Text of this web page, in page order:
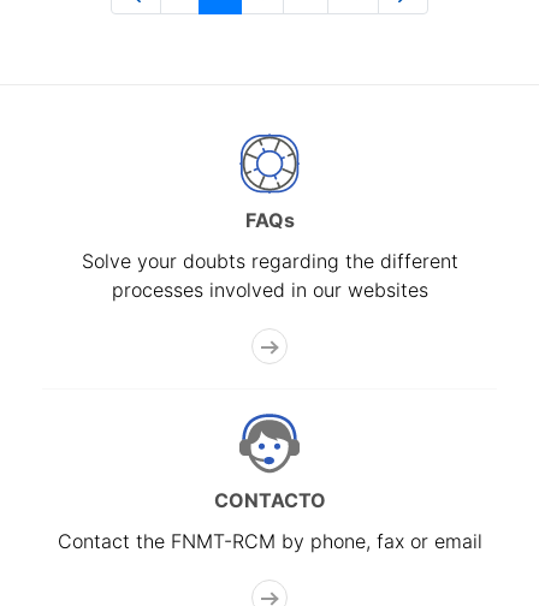
FAQs
Solve your doubts regarding the different
processes involved in our websites
CONTACTO
Contact the FNMT-RCM by phone, fax or email